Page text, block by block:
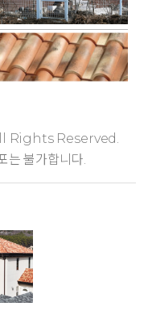
Rights Reserved.
는 불가합니다.